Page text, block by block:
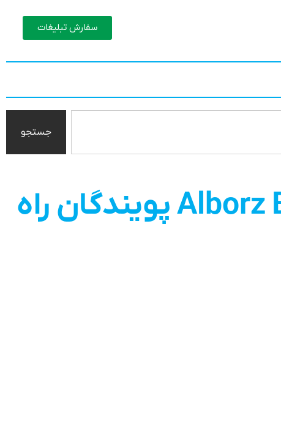
سفارش تبلیغات
جستجو
مانیتور (نمایشگر) علائم حیاتی البرز ب9 Alborz B9 پویندگان راه